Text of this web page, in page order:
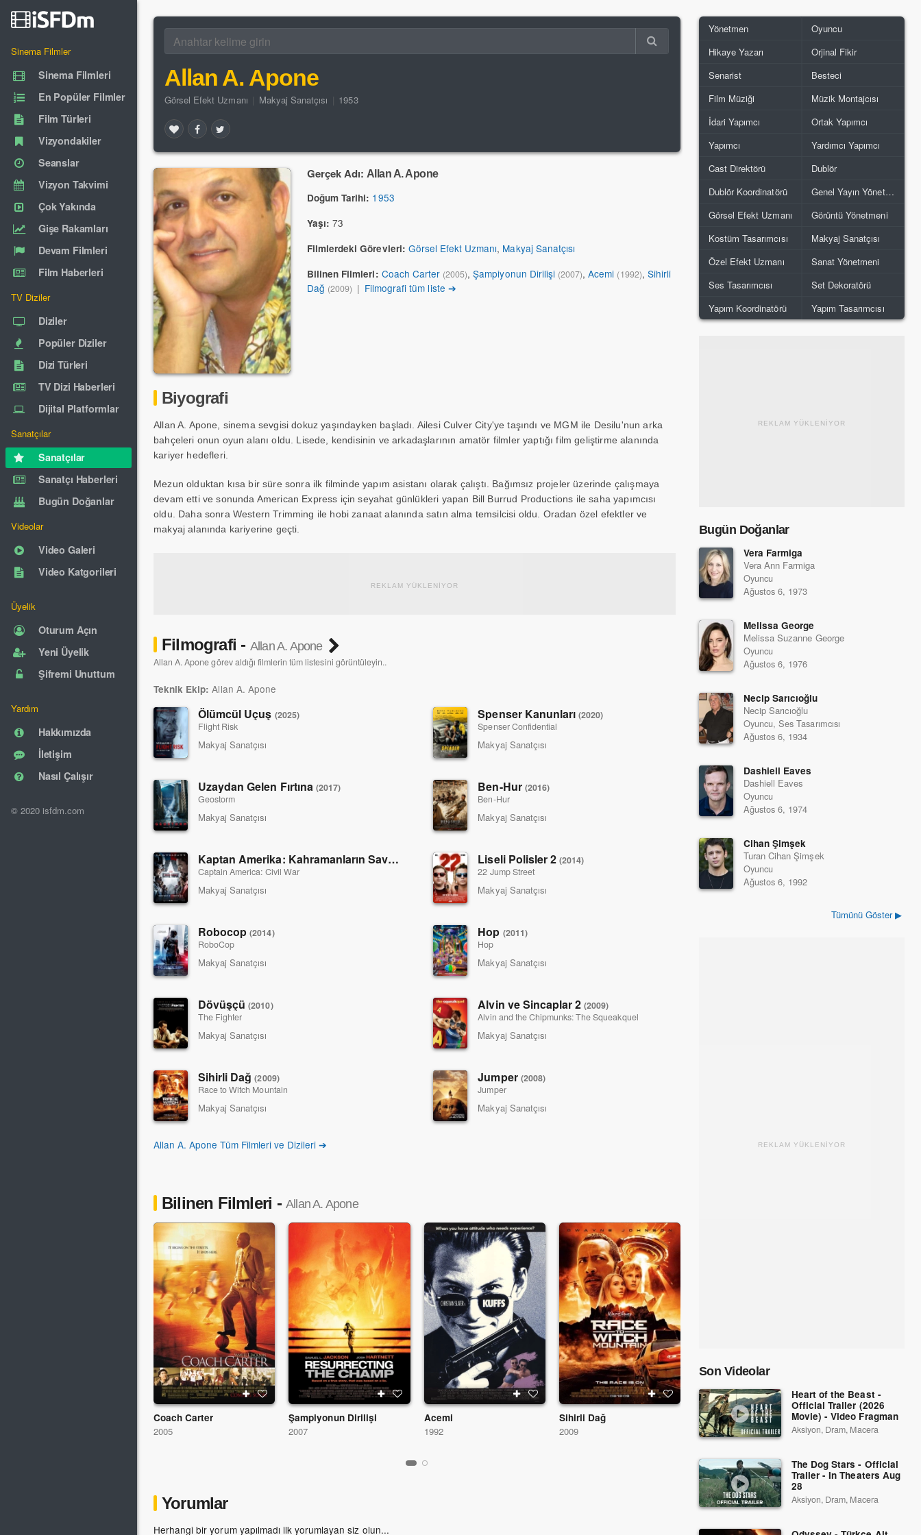
Sinema Filmler
Sinema Filmleri
En Popüler Filmler
Film Türleri
Vizyondakiler
Seanslar
Vizyon Takvimi
Çok Yakında
Gişe Rakamları
Devam Filmleri
Film Haberleri
TV Diziler
Diziler
Popüler Diziler
Dizi Türleri
TV Dizi Haberleri
Dijital Platformlar
Sanatçılar
Sanatçılar
Sanatçı Haberleri
Bugün Doğanlar
Videolar
Video Galeri
Video Katgorileri
Üyelik
Oturum Açın
Yeni Üyelik
Şifremi Unuttum
Yardım
Hakkımızda
İletişim
Nasıl Çalışır
© 2020 isfdm.com
Allan A. Apone
Görsel Efekt Uzmanı Makyaj Sanatçısı 1953
Gerçek Adı: Allan A. Apone
Doğum Tarihi: 1953
Yaşı: 73
Filmlerdeki Görevleri: Görsel Efekt Uzmanı, Makyaj Sanatçısı
Bilinen Filmleri: Coach Carter (2005),Şampiyonun Dirilişi (2007),Acemi (1992), Sihirli
Dağ (2009) | Filmografi tüm liste ➔
Biyografi
Allan A. Apone, sinema sevgisi dokuz yaşındayken başladı. Ailesi Culver City'ye taşındı ve MGM ile Desilu'nun arka
bahçeleri onun oyun alanı oldu. Lisede, kendisinin ve arkadaşlarının amatör filmler yaptığı film geliştirme alanında
kariyer hedefleri.
Mezun olduktan kısa bir süre sonra ilk filminde yapım asistanı olarak çalıştı. Bağımsız projeler üzerinde çalışmaya
devam etti ve sonunda American Express için seyahat günlükleri yapan Bill Burrud Productions ile saha yapımcısı
oldu. Daha sonra Western Trimming ile hobi zanaat alanında satın alma temsilcisi oldu. Oradan özel efektler ve
makyaj alanında kariyerine geçti.
REKLAM YÜKLENİYOR
Filmografi - Allan A. Apone
Allan A. Apone görev aldığı filmlerin tüm listesini görüntüleyin..
Teknik Ekip: Allan A. Apone
Ölümcül Uçuş (2025)
Flight Risk
Makyaj Sanatçısı
Spenser Kanunları(2020)
Spenser Confidential
Makyaj Sanatçısı
Uzaydan Gelen Fırtına (2017)
Geostorm
Makyaj Sanatçısı
Ben-Hur (2016)
Ben-Hur
Makyaj Sanatçısı
Kaptan Amerika: Kahramanların Savaşı
Captain America: Civil War
Makyaj Sanatçısı
Liseli Polisler 2(2014)
22 Jump Street
Makyaj Sanatçısı
Robocop(2014)
RoboCop
Makyaj Sanatçısı
Hop (2011)
Hop
Makyaj Sanatçısı
Dövüşçü(2010)
The Fighter
Makyaj Sanatçısı
Alvin ve Sincaplar 2(2009)
Alvin and the Chipmunks: The Squeakquel
Makyaj Sanatçısı
Sihirli Dağ(2009)
Race to Witch Mountain
Makyaj Sanatçısı
Jumper (2008)
Jumper
Makyaj Sanatçısı
Allan A. Apone Tüm Filmleri ve Dizileri ➔
Bilinen Filmleri - Allan A. Apone
Coach Carter
2005
Şampiyonun Dirilişi
2007
Acemi
1992
Sihirli Dağ
2009
Tehlikeli Saatler
1990
Girdap
2004
Yorumlar
Herhangi bir yorum yapılmadı ilk yorumlayan siz olun...
Yönetmen
Oyuncu
Hikaye Yazarı
Orjinal Fikir
Senarist
Besteci
Film Müziği
Müzik Montajcısı
İdari Yapımcı
Ortak Yapımcı
Yapımcı
Yardımcı Yapımcı
Cast Direktörü
Dublör
Dublör Koordinatörü
Genel Yayın Yönetmeni
Görsel Efekt Uzmanı
Görüntü Yönetmeni
Kostüm Tasarımcısı
Makyaj Sanatçısı
Özel Efekt Uzmanı
Sanat Yönetmeni
Ses Tasarımcısı
Set Dekoratörü
Yapım Koordinatörü
Yapım Tasarımcısı
REKLAM YÜKLENİYOR
Bugün Doğanlar
Vera Farmiga
Vera Ann Farmiga
Oyuncu
Ağustos 6, 1973
Melissa George
Melissa Suzanne George
Oyuncu
Ağustos 6, 1976
Necip Sarıcıoğlu
Necip Sarıcıoğlu
Oyuncu, Ses Tasarımcısı
Ağustos 6, 1934
Dashiell Eaves
Dashiell Eaves
Oyuncu
Ağustos 6, 1974
Cihan Şimşek
Turan Cihan Şimşek
Oyuncu
Ağustos 6, 1992
Tümünü Göster ▶
REKLAM YÜKLENİYOR
Son Videolar
Heart of the Beast -
Official Trailer (2026
Movie) - Video Fragman
Aksiyon, Dram, Macera
The Dog Stars - Official
Trailer - In Theaters Aug
28
Aksiyon, Dram, Macera